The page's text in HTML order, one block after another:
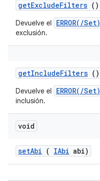
getExcludeFilters ()
Devuelve el ERROR(/Set)
exclusión.
getIncludeFilters ()
Devuelve el ERROR(/Set)
inclusión.
void
setAbi ( IAbi abi)